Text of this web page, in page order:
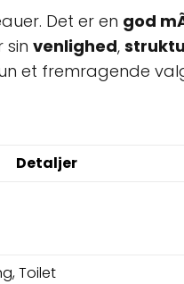
Det er en god
sin venlighed,
et fremragende
Detaljer
Toilet